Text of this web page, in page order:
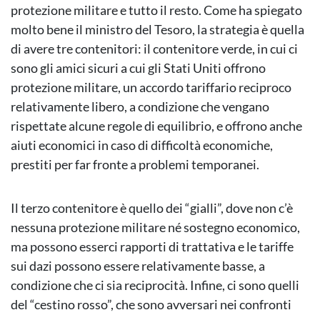
protezione militare e tutto il resto. Come ha spiegato
molto bene il ministro del Tesoro, la strategia è quella
di avere tre contenitori: il contenitore verde, in cui ci
sono gli amici sicuri a cui gli Stati Uniti offrono
protezione militare, un accordo tariffario reciproco
relativamente libero, a condizione che vengano
rispettate alcune regole di equilibrio, e offrono anche
aiuti economici in caso di difficoltà economiche,
prestiti per far fronte a problemi temporanei.
Il terzo contenitore è quello dei “gialli”, dove non c’è
nessuna protezione militare né sostegno economico,
ma possono esserci rapporti di trattativa e le tariffe
sui dazi possono essere relativamente basse, a
condizione che ci sia reciprocità. Infine, ci sono quelli
del “cestino rosso”, che sono avversari nei confronti